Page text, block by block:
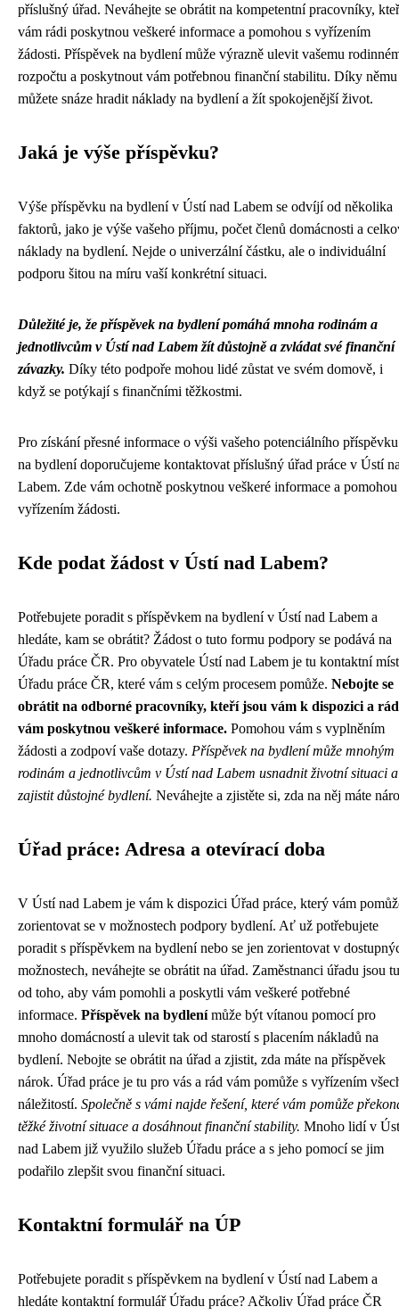
příslušný úřad. Neváhejte se obrátit na kompetentní pracovníky,
vám rádi poskytnou veškeré informace a pomohou s vyřízením
žádosti. Příspěvek na bydlení může výrazně ulevit vašemu
rozpočtu a poskytnout vám potřebnou finanční stabilitu. Díky němu
můžete snáze hradit náklady na bydlení a žít spokojenější život.
Jaká je výše příspěvku?
Výše příspěvku na bydlení v Ústí nad Labem se odvíjí od několika
faktorů, jako je výše vašeho příjmu, počet členů domácnosti a
náklady na bydlení. Nejde o univerzální částku, ale o individuální
podporu šitou na míru vaší konkrétní situaci.
Důležité je, že příspěvek na bydlení pomáhá mnoha rodinám a
jednotlivcům v Ústí nad Labem žít důstojně a zvládat své finanční
závazky. Díky této podpoře mohou lidé zůstat ve svém domově, i
když se potýkají s finančními těžkostmi.
Pro získání přesné informace o výši vašeho potenciálního příspěvku
na bydlení doporučujeme kontaktovat příslušný úřad práce v Ústí
Labem. Zde vám ochotně poskytnou veškeré informace a pomohou
vyřízením žádosti.
Kde podat žádost v Ústí nad Labem?
Potřebujete poradit s příspěvkem na bydlení v Ústí nad Labem a
hledáte, kam se obrátit? Žádost o tuto formu podpory se podává na
Úřadu práce ČR. Pro obyvatele Ústí nad Labem je tu kontaktní
Úřadu práce ČR, které vám s celým procesem pomůže. Nebojte se
obrátit na odborné pracovníky, kteří jsou vám k dispozici a
vám poskytnou veškeré informace. Pomohou vám s vyplněním
žádosti a zodpoví vaše dotazy. Příspěvek na bydlení může mnohým
rodinám a jednotlivcům v Ústí nad Labem usnadnit životní situaci a
zajistit důstojné bydlení. Neváhejte a zjistěte si, zda na něj máte
Úřad práce: Adresa a otevírací doba
V Ústí nad Labem je vám k dispozici Úřad práce, který vám
zorientovat se v možnostech podpory bydlení. Ať už potřebujete
poradit s příspěvkem na bydlení nebo se jen zorientovat v
možnostech, neváhejte se obrátit na úřad. Zaměstnanci úřadu jsou tu
od toho, aby vám pomohli a poskytli vám veškeré potřebné
informace. Příspěvek na bydlenímůže být vítanou pomocí pro
mnoho domácností a ulevit tak od starostí s placením nákladů na
bydlení. Nebojte se obrátit na úřad a zjistit, zda máte na příspěvek
nárok. Úřad práce je tu pro vás a rád vám pomůže s vyřízením
náležitostí. Společně s vámi najde řešení, které vám pomůže
těžké životní situace a dosáhnout finanční stability. Mnoho lidí v
nad Labem již využilo služeb Úřadu práce a s jeho pomocí se jim
podařilo zlepšit svou finanční situaci.
Kontaktní formulář na ÚP
Potřebujete poradit s příspěvkem na bydlení v Ústí nad Labem a
hledáte kontaktní formulář Úřadu práce? Ačkoliv Úřad práce ČR